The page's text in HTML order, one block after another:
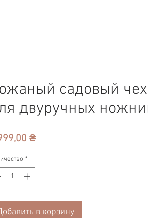
садовый
двуручных
₴Цена
*
в корзину